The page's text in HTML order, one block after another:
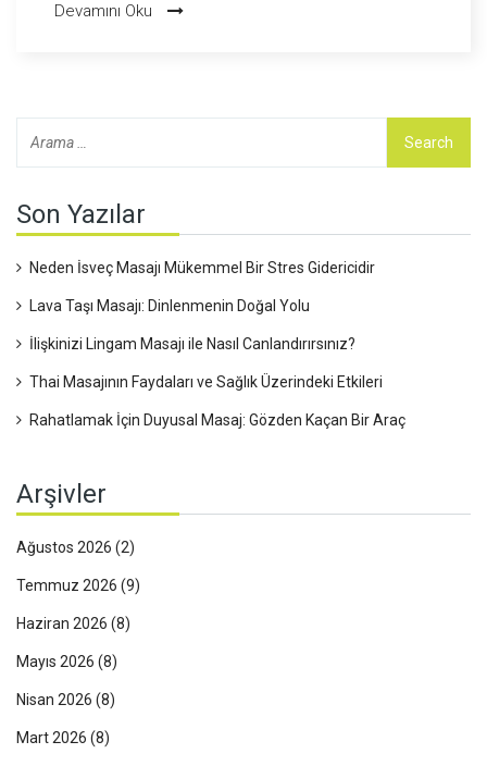
sunmakla kalmaz, aynı zamanda vücutta birçok sağlık
Devamını Oku
Son Yazılar
Neden İsveç Masajı Mükemmel Bir Stres Gidericidir
Lava Taşı Masajı: Dinlenmenin Doğal Yolu
İlişkinizi Lingam Masajı ile Nasıl Canlandırırsınız?
Thai Masajının Faydaları ve Sağlık Üzerindeki Etkileri
Rahatlamak İçin Duyusal Masaj: Gözden Kaçan Bir Araç
Arşivler
Ağustos 2026 (2)
Temmuz 2026 (9)
Haziran 2026 (8)
Mayıs 2026 (8)
Nisan 2026 (8)
Mart 2026 (8)